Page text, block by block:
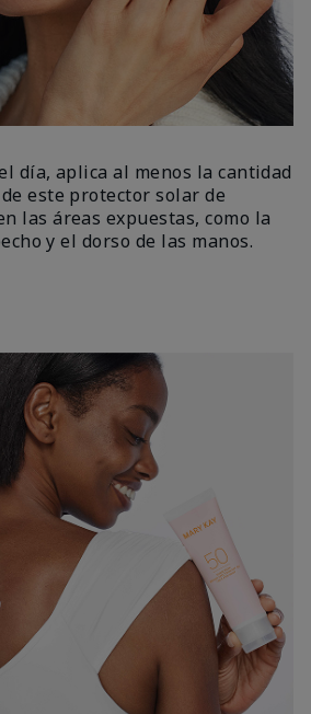
día, aplica al menos la cantidad
este protector solar de
las áreas expuestas, como la
y el dorso de las manos.